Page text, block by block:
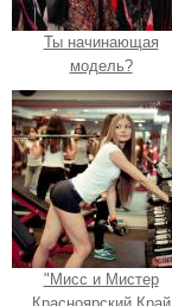
Ты начинающая
модель?
"Мисс и Мистер
Красноярский Край